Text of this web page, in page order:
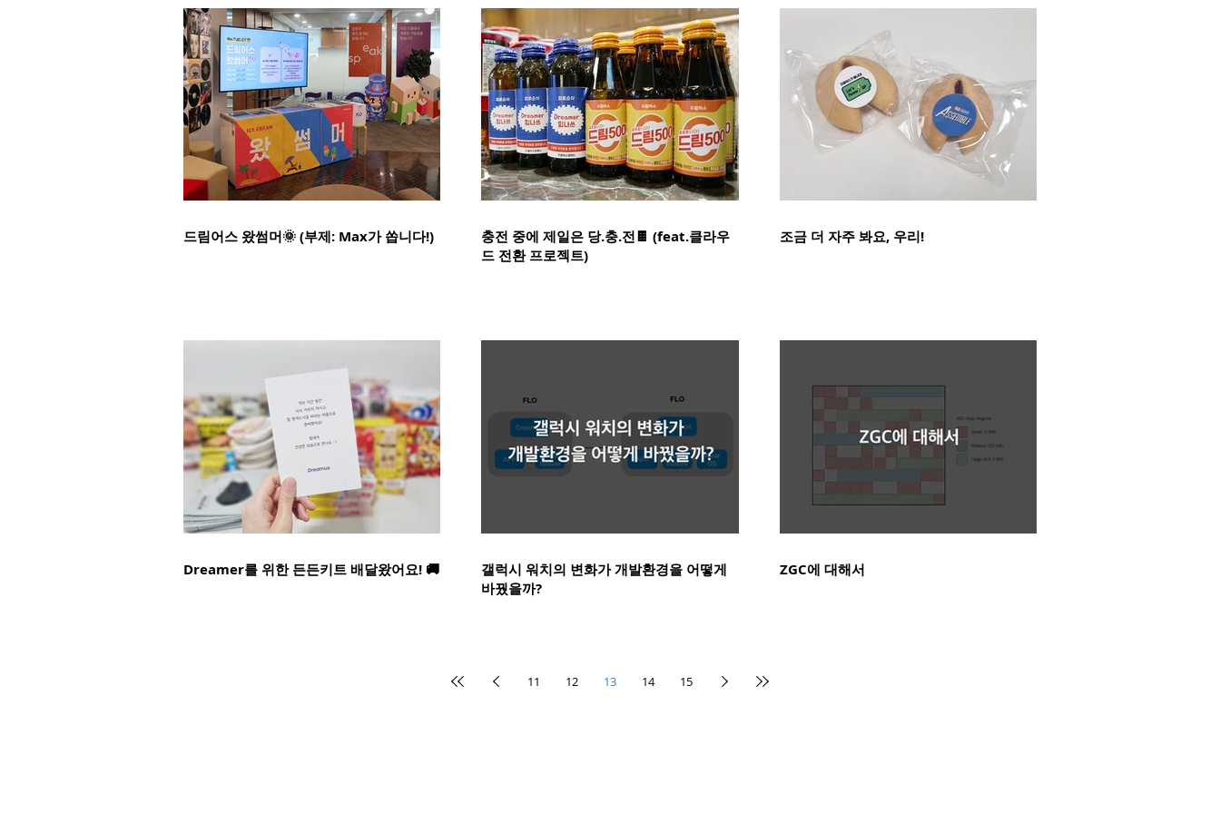
드림어스 왔썸머🌞 (부제: Max가 쏩니다!)
충전 중에 제일은 당.충.전🍫 (feat.클라우
드 전환 프로젝트)
조금 더 자주 봐요, 우리!
Dreamer를 위한 든든키트 배달왔어요! 🚚
갤럭시 워치의 변화가 개발환경을 어떻게
바꿨을까?
ZGC에 대해서
11 12 13 14 15